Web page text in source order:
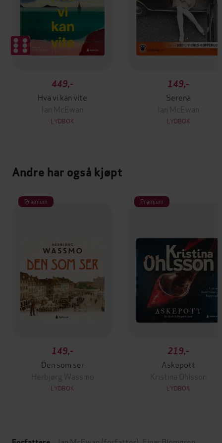
449,-
Hva vi kan vite
Ian McEwan
LYDBOK
149,-
Serena
Ian McEwan
LYDBOK
Andre har også kjøpt
Premium
149,-
Den som ser
Herbjørg Wassmo
LYDBOK
Premium
219,-
Askepott
Kristina Ohlsson
LYDBOK